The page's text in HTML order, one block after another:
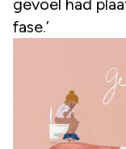
fase.’